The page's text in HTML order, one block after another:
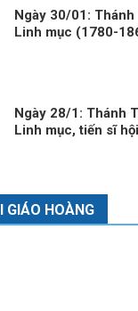
Ngày 30/01:
Linh mục (1780-
Ngày 28/1: Thánh
Linh mục, tiến sĩ
GIÁO HOÀNG